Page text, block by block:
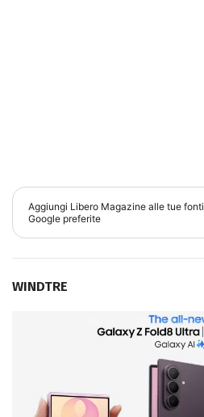
Aggiungi Libero Magazine alle tue fonti
Google preferite
WINDTRE